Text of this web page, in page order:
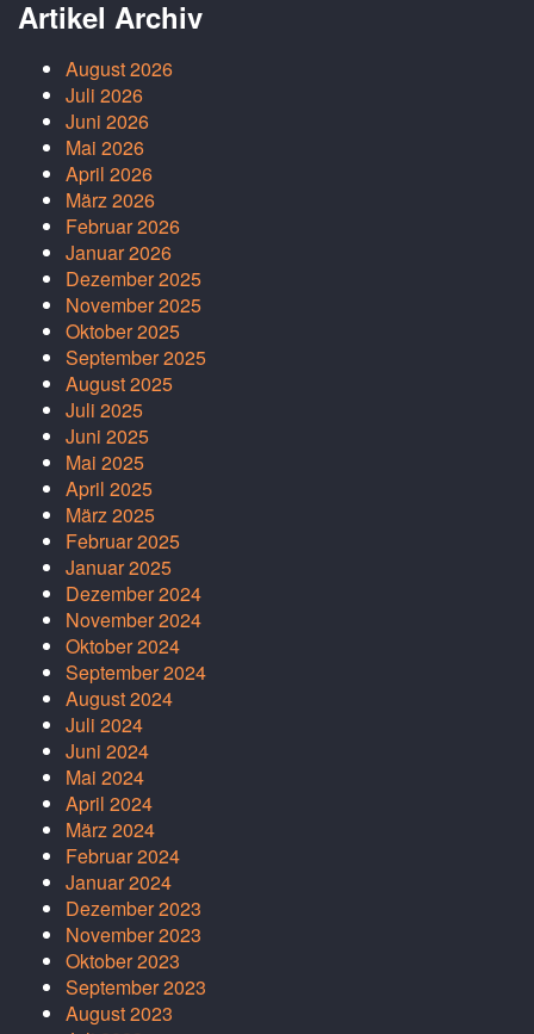
Artikel Archiv
August 2026
Juli 2026
Juni 2026
Mai 2026
April 2026
März 2026
Februar 2026
Januar 2026
Dezember 2025
November 2025
Oktober 2025
September 2025
August 2025
Juli 2025
Juni 2025
Mai 2025
April 2025
März 2025
Februar 2025
Januar 2025
Dezember 2024
November 2024
Oktober 2024
September 2024
August 2024
Juli 2024
Juni 2024
Mai 2024
April 2024
März 2024
Februar 2024
Januar 2024
Dezember 2023
November 2023
Oktober 2023
September 2023
August 2023